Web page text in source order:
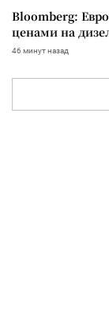
Bloomberg:
ценами на
46 минут назад